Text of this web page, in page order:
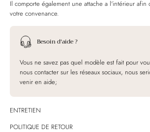
Il comporte également une attache a l'intérieur afin
votre convenance.
Besoin d'aide ?
Vous ne savez pas quel modèle est fait pour
nous contacter sur les réseaux sociaux, nous
venir en aide;
ENTRETIEN
POLITIQUE DE RETOUR